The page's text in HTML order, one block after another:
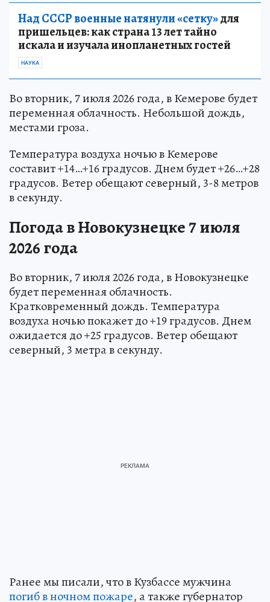
Над СССР военные натянули «сетку»для
пришельцев: как страна 13 лет тайно
искала и изучала инопланетных гостей
НАУКА
Во вторник, 7 июля 2026 года, в Кемерове будет
переменная облачность. Небольшой дождь,
местами гроза.
Температура воздуха ночью в Кемерове
составит +14…+16 градусов. Днем будет +26…+28
градусов. Ветер обещают северный, 3-8 метров
в секунду.
Погода в Новокузнецке 7 июля
2026 года
Во вторник, 7 июля 2026 года, в Новокузнецке
будет переменная облачность.
Кратковременный дождь. Температура
воздуха ночью покажет до +19 градусов. Днем
ожидается до +25 градусов. Ветер обещают
северный, 3 метра в секунду.
Ранее мы писали, что в Кузбассе мужчина
погиб в ночном пожаре, а также губернатор